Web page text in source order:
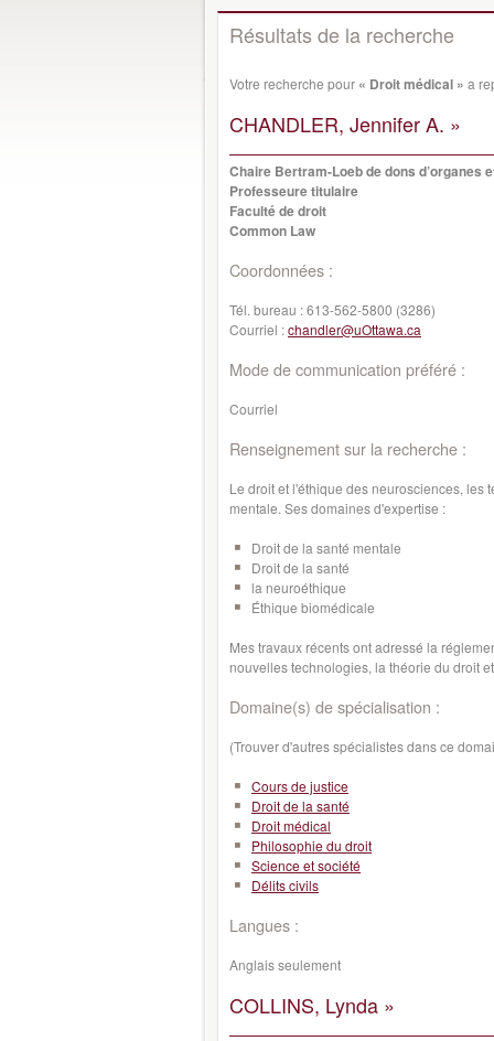
Résultats de la recherche
Votre recherche pour « Droit médical » a
CHANDLER, Jennifer A. »
Chaire Bertram-Loeb de dons d’organes
Professeure titulaire
Faculté de droit
Common Law
Coordonnées :
Tél. bureau :613-562-5800 (3286)
Courriel :chandler@uOttawa.ca
Mode de communication préféré :
Courriel
Renseignement sur la recherche :
Le droit et l'éthique des neurosciences, les
mentale. Ses domaines d'expertise :
Droit de la santé mentale
Droit de la santé
la neuroéthique
Éthique biomédicale
Mes travaux récents ont adressé la
nouvelles technologies, la théorie du droit
Domaine(s) de spécialisation :
(Trouver d'autres spécialistes dans ce
Cours de justice
Droit de la santé
Droit médical
Philosophie du droit
Science et société
Délits civils
Langues :
Anglais seulement
COLLINS, Lynda »